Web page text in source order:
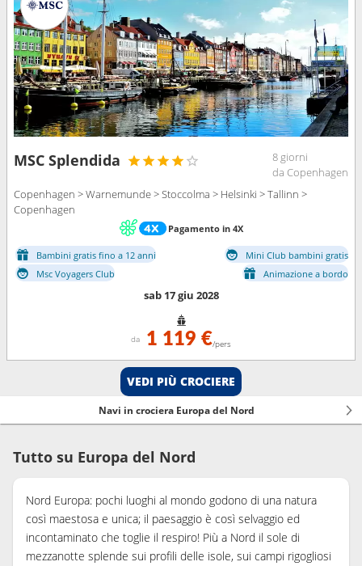
MSC Splendida
8 giorni
da Copenhagen
Copenhagen > Warnemunde > Stoccolma > Helsinki > Tallinn >
Copenhagen
Pagamento in 4X
Bambini gratis fino a 12 anni
Mini Club bambini gratis
Msc Voyagers Club
Animazione a bordo
sab 17 giu 2028
da 1 119 €/pers
VEDI PIÙ CROCIERE
Navi in crociera Europa del Nord
Tutto su Europa del Nord
Nord Europa: pochi luoghi al mondo godono di una natura
così maestosa e unica; il paesaggio è così selvaggio ed
incontaminato che toglie il respiro! Più a Nord il sole di
mezzanotte splende sui profili delle isole, sui campi rigogliosi